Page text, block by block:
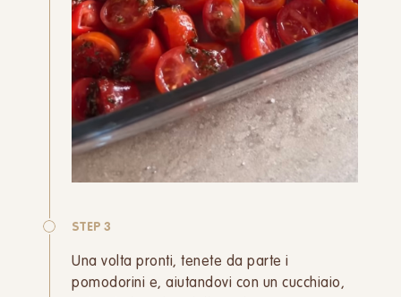
STEP 3
Una volta pronti, tenete da parte i
pomodorini e, aiutandovi con un cucchiaio,